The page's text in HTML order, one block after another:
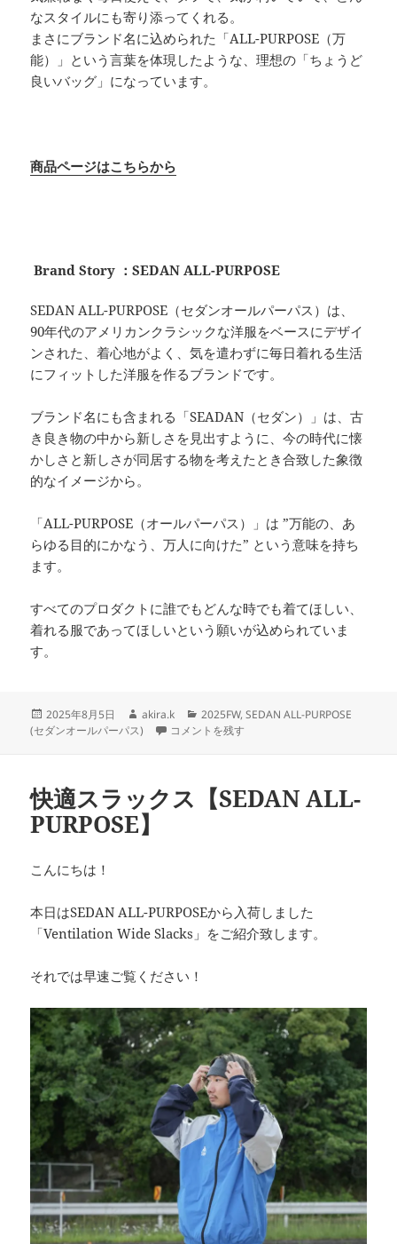
なスタイルにも寄り添ってくれる。
まさにブランド名に込められた「ALL-PURPOSE（万
能）」という言葉を体現したような、理想の「ちょうど
良いバッグ」になっています。
商品ページはこちらから
Brand Story ：SEDAN ALL-PURPOSE
SEDAN ALL-PURPOSE（セダンオールパーパス）は、
90年代のアメリカンクラシックな洋服をベースにデザイ
ンされた、着心地がよく、気を遣わずに毎日着れる生活
にフィットした洋服を作るブランドです。
ブランド名にも含まれる「SEADAN（セダン）」は、古
き良き物の中から新しさを見出すように、今の時代に懐
かしさと新しさが同居する物を考えたとき合致した象徴
的なイメージから。
「ALL-PURPOSE（オールパーパス）」は ”万能の、あ
らゆる目的にかなう、万人に向けた” という意味を持ち
ます。
すべてのプロダクトに誰でもどんな時でも着てほしい、
着れる服であってほしいという願いが込められていま
す。
投
稿
2025年8月5日
作
成
akira.k
カ
テ
2025FW,SEDAN ALL-PURPOSE
(セダンオールパーパス)
【スタッフの推し語り】SEDAN ALL-
コメントを残す
快適スラックス【SEDAN ALL-
PURPOSE】
こんにちは！
本日はSEDAN ALL-PURPOSEから入荷しました
「Ventilation Wide Slacks」をご紹介致します。
それでは早速ご覧ください！